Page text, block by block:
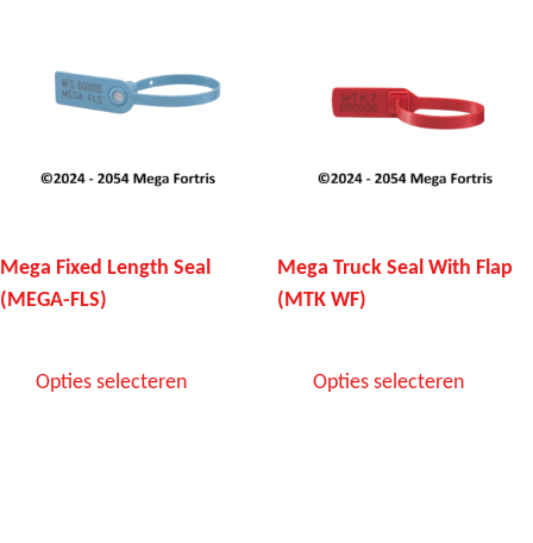
Mega Fixed Length Seal
(MEGA-FLS)
Opties selecteren
Mega Truck Seal With Flap
(MTK WF)
Opties selecteren